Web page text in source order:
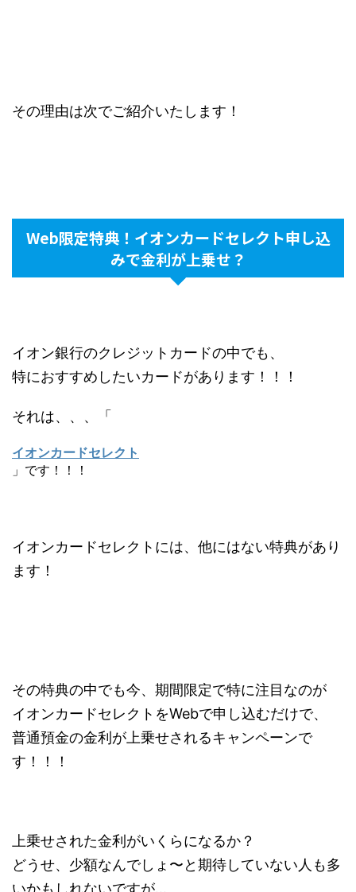
その理由は次でご紹介いたします！
Web限定特典！イオンカードセレクト申し込
みで金利が上乗せ？
イオン銀行のクレジットカードの中でも、
特におすすめしたいカードがあります！！！
それは、、、「
イオンカードセレクト
」です！！！
イオンカードセレクトには、他にはない特典があり
ます！
その特典の中でも今、期間限定で特に注目なのが
イオンカードセレクトをWebで申し込むだけで、
普通預金の金利が上乗せされるキャンペーンで
す！！！
上乗せされた金利がいくらになるか？
どうせ、少額なんでしょ〜と期待していない人も多